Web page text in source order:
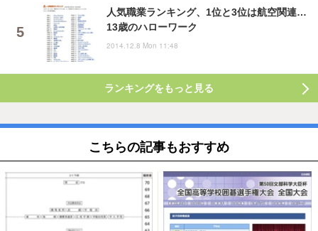
人気職業ランキング、1位と3位は航空関連…
13歳のハローワーク
2014.12.8 Mon 11:48
ランキングをもっと見る
こちらの記事もおすすめ